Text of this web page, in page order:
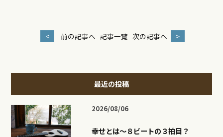
< 前の記事へ 記事一覧 次の記事へ >
最近の投稿
2026/08/06
幸せとは〜８ビートの３拍目？